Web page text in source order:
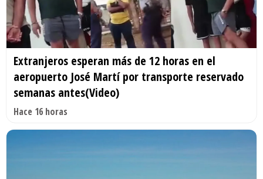
Extranjeros esperan más de 12 horas en el
aeropuerto José Martí por transporte reservado
semanas antes(Video)
Hace 16 horas